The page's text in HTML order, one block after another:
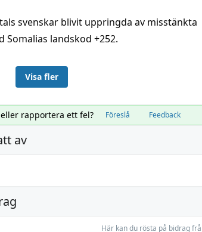
svenskar blivit uppringda av misstänkta
Somalias landskod +252.
Visa fler
rapportera ett fel? Föreslå Feedback
av
Här kan du rösta på bidrag